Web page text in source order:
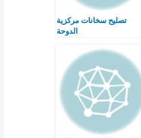
تصليح سخانات مركزية
الدوحة